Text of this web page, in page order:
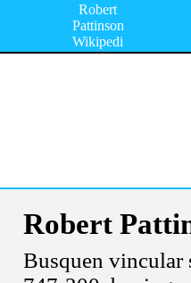
Robert
Pattinson
Wikipedi
Robert
Busquen vincular